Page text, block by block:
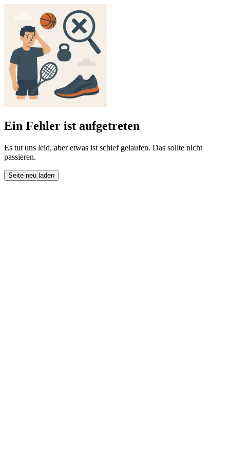
Ein Fehler ist aufgetreten
Es tut uns leid, aber etwas ist schief gelaufen. Das sollte nicht
passieren.
Seite neu laden